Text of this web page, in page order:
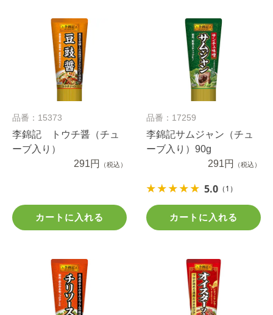
品番：15373
李錦記 トウチ醤（チュ
ーブ入り）
291円
（税込）
カートに入れる
品番：17259
李錦記サムジャン（チュ
ーブ入り）90g
291円
（税込）
5.0 （1）
カートに入れる